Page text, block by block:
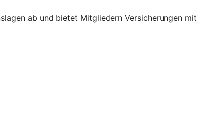
ab und bietet Mitgliedern Versicherungen mit